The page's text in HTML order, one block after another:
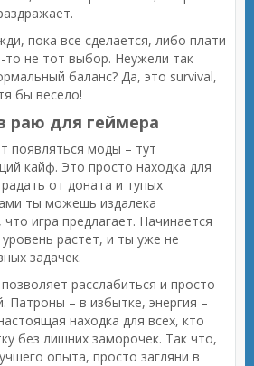
пока все сделается, либо плати
то не тот выбор. Неужели так
баланс? Да, это survival,
бы весело!
раю для геймера
появляться моды – тут
кайф. Это просто находка для
от доната и тупых
ты можешь издалека
игра предлагает. Начинается
растет, и ты уже не
задачек.
расслабиться и просто
Патроны – в избытке, энергия –
находка для всех, кто
без лишних заморочек. Так что,
опыта, просто загляни в